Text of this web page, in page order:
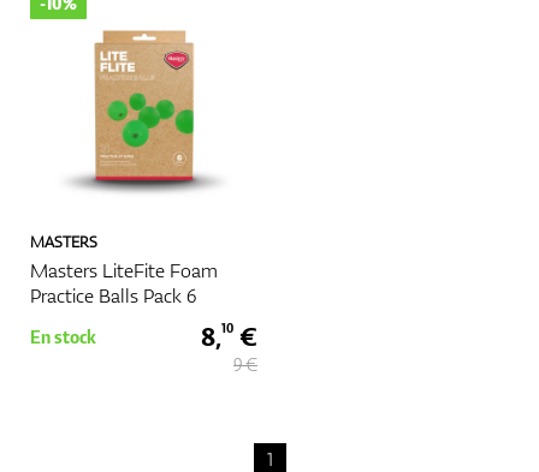
MASTERS
Masters LiteFite Foam
Practice Balls Pack 6
En stock 8,10 €
9 €
1